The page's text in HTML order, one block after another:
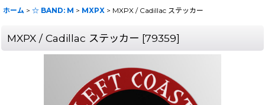
ホーム > ☆ BAND: M > MXPX > MXPX / Cadillac ステッカー
MXPX / Cadillac ステッカー [79359]